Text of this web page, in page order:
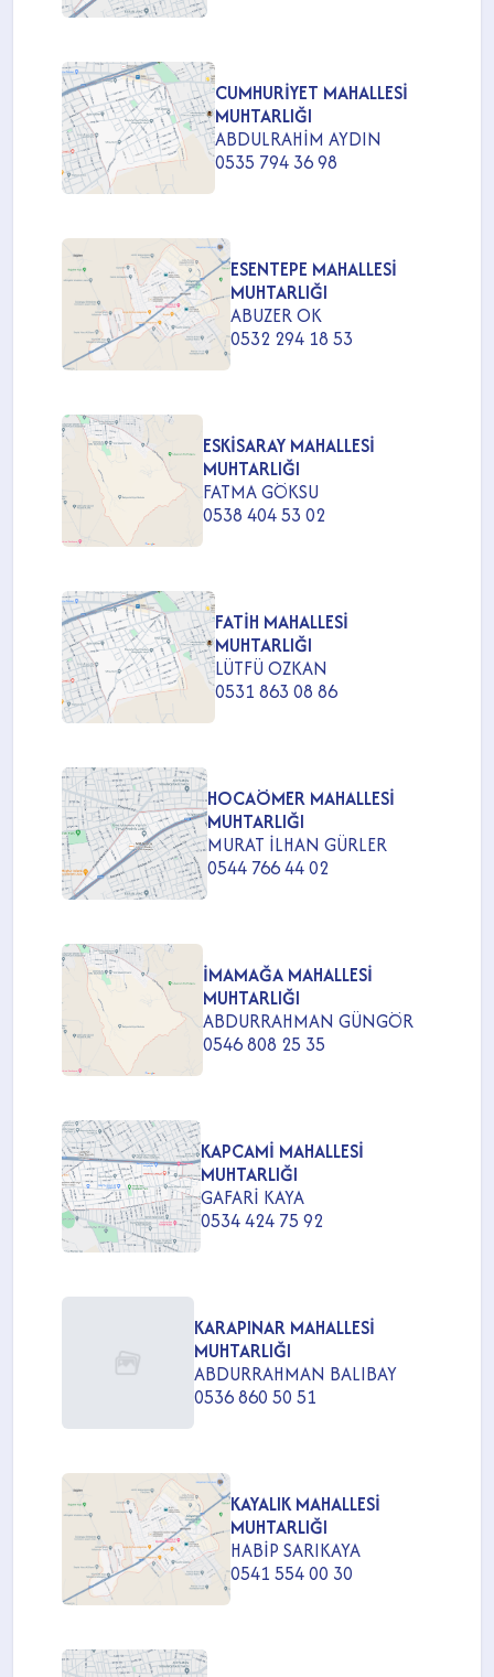
CUMHURİYET MAHALLESİ
MUHTARLIĞI
ABDULRAHİM AYDIN
0535 794 36 98
ESENTEPE MAHALLESİ
MUHTARLIĞI
ABUZER OK
0532 294 18 53
ESKİSARAY MAHALLESİ
MUHTARLIĞI
FATMA GÖKSU
0538 404 53 02
FATİH MAHALLESİ
MUHTARLIĞI
LÜTFÜ OZKAN
0531 863 08 86
HOCAÖMER MAHALLESİ
MUHTARLIĞI
MURAT İLHAN GÜRLER
0544 766 44 02
İMAMAĞA MAHALLESİ
MUHTARLIĞI
ABDURRAHMAN GÜNGÖR
0546 808 25 35
KAPCAMİ MAHALLESİ
MUHTARLIĞI
GAFARİ KAYA
0534 424 75 92
KARAPINAR MAHALLESİ
MUHTARLIĞI
ABDURRAHMAN BALIBAY
0536 860 50 51
KAYALIK MAHALLESİ
MUHTARLIĞI
HABİP SARIKAYA
0541 554 00 30